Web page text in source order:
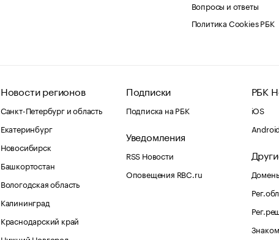
Вопросы и ответы
Политика Cookies РБК
Новости регионов
Санкт-Петербург и область
Екатеринбург
Новосибирск
Башкортостан
Вологодская область
Калининград
Краснодарский край
Подписки
Подписка на РБК
Уведомления
RSS Новости
Оповещения RBC.ru
РБК
iOS